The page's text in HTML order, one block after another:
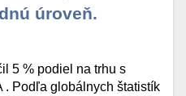
úroveň.
5 % podiel na trhu s
. Podľa globálnych štatistík